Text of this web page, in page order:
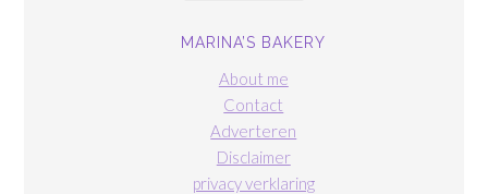
MARINA’S BAKERY
About me
Contact
Adverteren
Disclaimer
privacy verklaring